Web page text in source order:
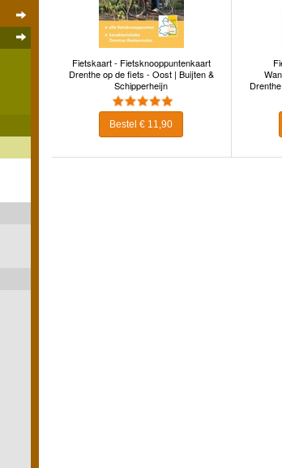
Fietskaart - Fietsknooppuntenkaart
Drenthe op de fiets - Oost | Buijten &
Schipperheijn
Bestel € 11,90